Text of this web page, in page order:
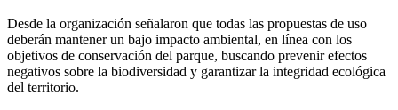
Desde la organización señalaron que todas las propuestas de uso
deberán mantener un bajo impacto ambiental, en línea con los
objetivos de conservación del parque, buscando prevenir efectos
negativos sobre la biodiversidad y garantizar la integridad ecológica
del territorio.